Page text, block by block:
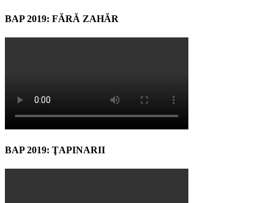
BAP 2019: FĂRĂ ZAHĂR
BAP 2019: ŢAPINARII